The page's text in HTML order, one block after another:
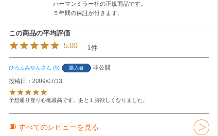
ハーマンミラー社の正規商品です。
５年間の保証が付きます。
5.00 1
ひろふみやん 5 購入者
非公開
投稿日
2009/07/13
予想通り座り心地最高です。あと１脚欲しくなりました。
すべてのレビューを見る